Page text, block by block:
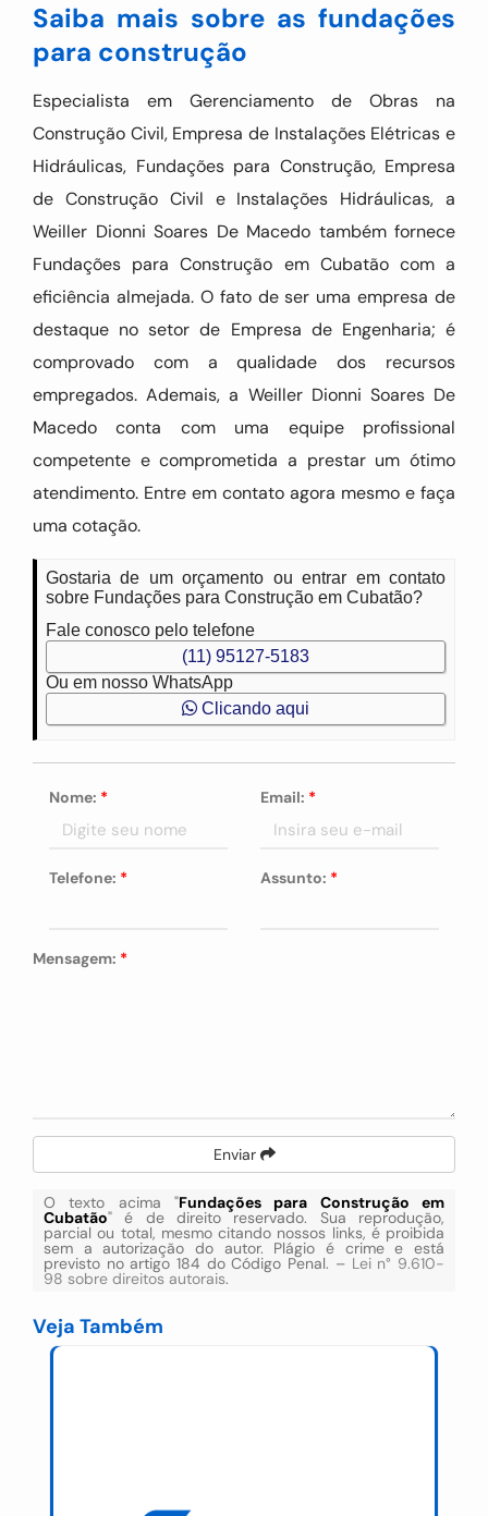
Saiba mais sobre as fundações
para construção
Especialista em Gerenciamento de Obras na
Construção Civil, Empresa de Instalações Elétricas e
Hidráulicas, Fundações para Construção, Empresa
de Construção Civil e Instalações Hidráulicas, a
Weiller Dionni Soares De Macedo também fornece
Fundações para Construção em Cubatão com a
eficiência almejada. O fato de ser uma empresa de
destaque no setor de Empresa de Engenharia; é
comprovado com a qualidade dos recursos
empregados. Ademais, a Weiller Dionni Soares De
Macedo conta com uma equipe profissional
competente e comprometida a prestar um ótimo
atendimento. Entre em contato agora mesmo e faça
uma cotação.
Gostaria de um orçamento ou entrar em contato
sobre Fundações para Construção em Cubatão?
Fale conosco pelo telefone
(11) 95127-5183
Ou em nosso WhatsApp
Clicando aqui
Nome: * Email: *
Telefone: * Assunto: *
Mensagem: *
Enviar
O texto acima "Fundações para Construção em
Cubatão" é de direito reservado. Sua reprodução,
parcial ou total, mesmo citando nossos links, é proibida
sem a autorização do autor. Plágio é crime e está
previsto no artigo 184 do Código Penal. – Lei n° 9.610-
98 sobre direitos autorais.
Veja Também